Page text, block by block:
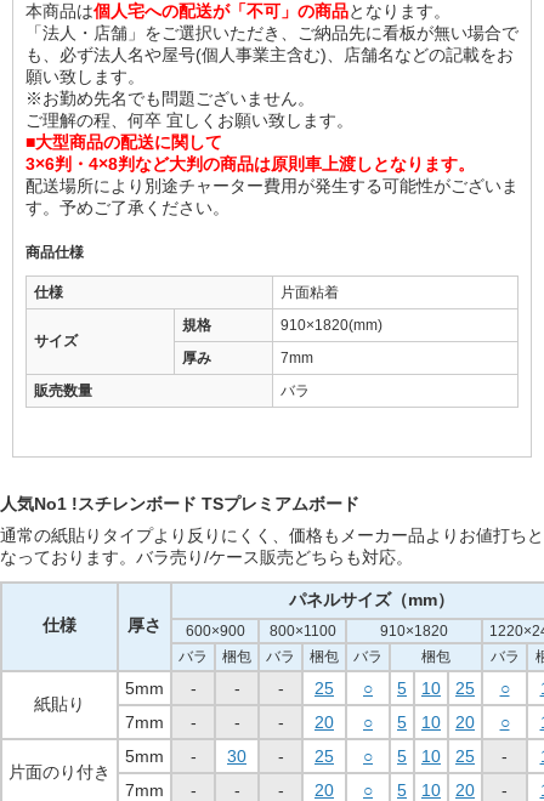
本商品は個人宅への配送が「不可」の商品となります。
「法人・店舗」をご選択いただき、ご納品先に看板が無い場合で
も、必ず法人名や屋号(個人事業主含む)、店舗名などの記載をお
願い致します。
※お勤め先名でも問題ございません。
ご理解の程、何卒 宜しくお願い致します。
■大型商品の配送に関して
3×6判・4×8判など大判の商品は原則車上渡しとなります。
配送場所により別途チャーター費用が発生する可能性がございま
す。予めご了承ください。
商品仕様
仕様 片面粘着
サイズ
規格
910×1820(mm)
厚み
7mm
販売数量
バラ
人気No1 !スチレンボード TSプレミアムボード
通常の紙貼りタイプより反りにくく、価格もメーカー品よりお値打ちと
なっております。バラ売り/ケース販売どちらも対応。
仕様 厚さ
パネルサイズ（mm）
600×900 800×1100 910×1820
バラ
梱包 バラ 梱包 バラ 梱包 バラ
紙貼り
5mm - - - 25 ○ 5 10 25 ○
7mm
- - - 20 ○ 5 10 20 ○
片面のり付き
5mm - 30 - 25 ○ 5 10 25 -
7mm
- - - 20 ○ 5 10 20 -